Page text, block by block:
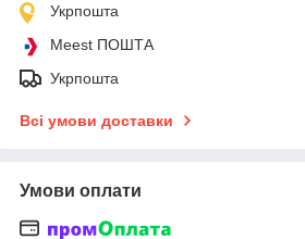
Укрпошта
Meest ПОШТА
Укрпошта
Всі умови доставки
Умови оплати